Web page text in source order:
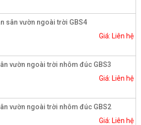
sân vườn ngoài trời GBS4
Giá: Liên hệ
vườn ngoài trời nhôm đúc GBS3
Giá: Liên hệ
vườn ngoài trời nhôm đúc GBS2
Giá: Liên hệ